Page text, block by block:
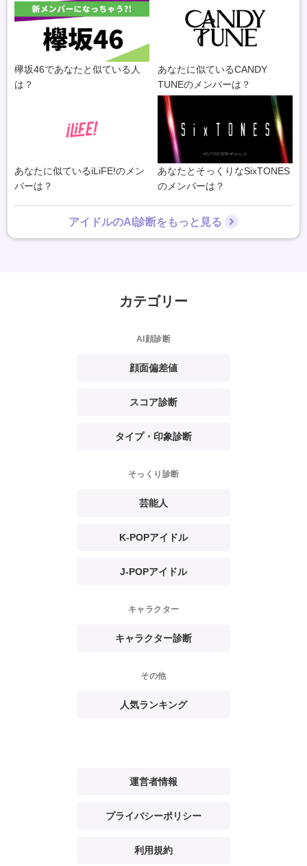
欅坂46であなたと似ている人
は？
あなたに似ているCANDY
TUNEのメンバーは？
あなたに似ているiLiFE!のメン
バーは？
あなたとそっくりなSixTONES
のメンバーは？
アイドルのAI診断をもっと見る
カテゴリー
AI顔診断
顔面偏差値
スコア診断
タイプ・印象診断
そっくり診断
芸能人
K-POPアイドル
J-POPアイドル
キャラクター
キャラクター診断
その他
人気ランキング
運営者情報
プライバシーポリシー
利用規約